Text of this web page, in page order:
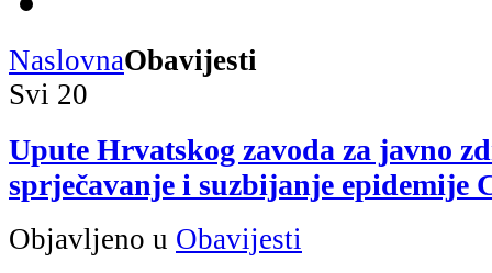
NaslovnaObavijesti
Svi 20
Upute Hrvatskog zavoda za javno
sprječavanje i suzbijanje epidemije
Objavljeno u Obavijesti